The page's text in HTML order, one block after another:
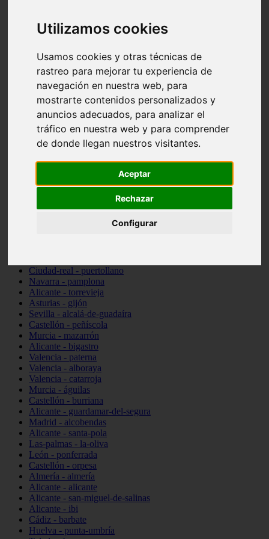
Utilizamos cookies
Usamos cookies y otras técnicas de
rastreo para mejorar tu experiencia de
navegación en nuestra web, para
mostrarte contenidos personalizados y
anuncios adecuados, para analizar el
tráfico en nuestra web y para comprender
de donde llegan nuestros visitantes.
Aceptar
Rechazar
Configurar
Valencia - chiva
Murcia - calasparra
Valencia - sagunt
Asturias - ribadesella
Castellón - benicàssim
Alicante - el-campello
Cádiz - rota
Madrid - las-rozas-de-madrid
Ciudad-real - ciudad-real
Madrid - tres-cantos
Las-palmas - yaiza
Alicante - elx
Ciudad-real - puertollano
Navarra - pamplona
Alicante - torrevieja
Asturias - gijón
Sevilla - alcalá-de-guadaíra
Castellón - peñíscola
Murcia - mazarrón
Alicante - bigastro
Valencia - paterna
Valencia - alboraya
Valencia - catarroja
Murcia - águilas
Castellón - burriana
Alicante - guardamar-del-segura
Madrid - alcobendas
Alicante - santa-pola
Las-palmas - la-oliva
León - ponferrada
Castellón - orpesa
Almería - almería
Alicante - alicante
Alicante - san-miguel-de-salinas
Alicante - ibi
Cádiz - barbate
Huelva - punta-umbría